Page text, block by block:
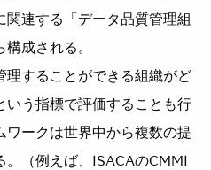
連する「データ品質管理組
成される。
することができる組織がど
いう指標で評価することも行
ークは世界中から複数の提
。（例えば、ISACAのCMMI